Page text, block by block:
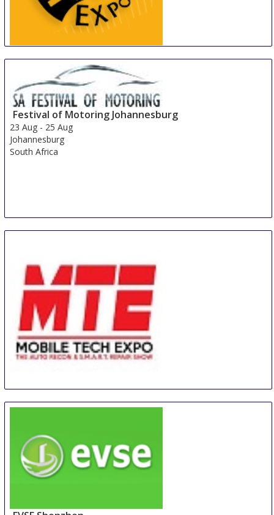
China
Festival of Motoring Johannesburg
23 Aug - 25 Aug
Johannesburg
South Africa
26 Aug-28 Aug
United States